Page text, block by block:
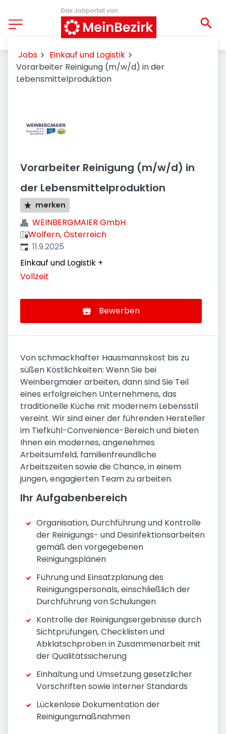
Jobs
Einkauf und Logistik
Vorarbeiter Reinigung (m/w/d) in der
Lebensmittelproduktion
Vorarbeiter Reinigung (m/w/d) in
der Lebensmittelproduktion
merken
WEINBERGMAIER GmbH
Wolfern, Österreich
Veröffentlicht
11.9.2025
Einkauf und Logistik +
Vollzeit
Bewerben
Von schmackhafter Hausmannskost bis zu
süßen Köstlichkeiten: Wenn Sie bei
Weinbergmaier arbeiten, dann sind Sie Teil
eines erfolgreichen Unternehmens, das
traditionelle Küche mit modernem Lebensstil
vereint. Wir sind einer der führenden Hersteller
im Tiefkühl-Convenience-Bereich und bieten
Ihnen ein modernes, angenehmes
Arbeitsumfeld, familienfreundliche
Arbeitszeiten sowie die Chance, in einem
jungen, engagierten Team zu arbeiten.
Ihr Aufgabenbereich
Organisation, Durchführung und Kontrolle
der Reinigungs- und Desinfektionsarbeiten
gemäß den vorgegebenen
Reinigungsplänen
Führung und Einsatzplanung des
Reinigungspersonals, einschließlich der
Durchführung von Schulungen
Kontrolle der Reinigungsergebnisse durch
Sichtprüfungen, Checklisten und
Abklatschproben in Zusammenarbeit mit
der Qualitätssicherung
Einhaltung und Umsetzung gesetzlicher
Vorschriften sowie interner Standards
Lückenlose Dokumentation der
Reinigungsmaßnahmen